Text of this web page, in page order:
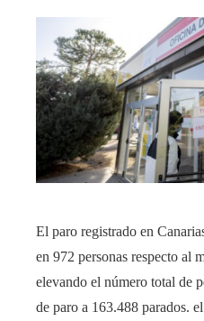
El paro registrado en
en 972 personas respecto al
elevando el número total de
de paro a 163.488 parados.